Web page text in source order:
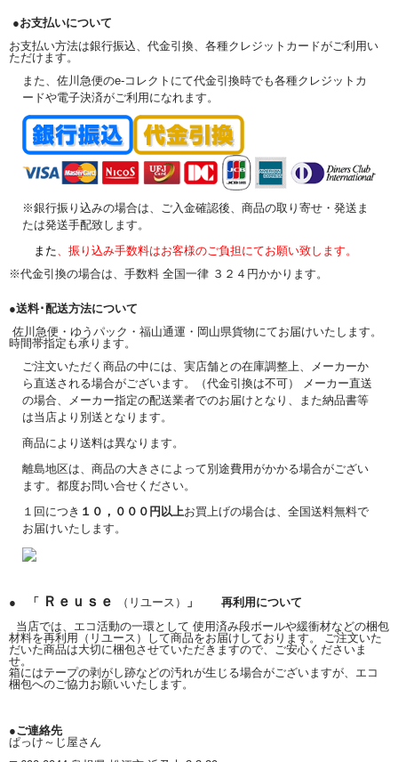
●お支払いについて
お支払い方法は銀行振込、代金引換、各種クレジットカードがご利用い
ただけます。
また、佐川急便のe-コレクトにて代金引換時でも各種クレジットカ
ードや電子決済がご利用になれます。
※銀行振り込みの場合は、ご入金確認後、商品の取り寄せ・発送ま
たは発送手配致します。
また 、振り込み手数料はお客様のご負担にてお願い致します。
※代金引換の場合は、手数料 全国一律 ３２４円かかります。
●送料･配送方法について
佐川急便・ゆうパック・福山通運・岡山県貨物にてお届けいたします。
時間帯指定も承ります。
ご注文いただく商品の中には、実店舗との在庫調整上、メーカーか
ら直送される場合がございます。（代金引換は不可） メーカー直送
の場合、メーカー指定の配送業者でのお届けとなり、また納品書等
は当店より別送となります。
商品により送料は異なります。
離島地区は、商品の大きさによって別途費用がかかる場合がござい
ます。都度お問い合せください。
１回につき １０，０００円以上お買上げの場合は、全国送料無料で
お届けいたします。
● 「 Ｒｅｕｓｅ （リユース）
」 再利用について
当店では、エコ活動の一環として 使用済み段ボールや緩衝材などの梱包
材料を再利用（リユース）して商品をお届けしております。 ご注文いた
だいた商品は大切に梱包させていただきますので、ご安心くださいま
せ。
箱にはテープの剥がし跡などの汚れが生じる場合がございますが、エコ
梱包へのご協力お願いいたします。
●ご連絡先
ぱっけ～じ屋さん